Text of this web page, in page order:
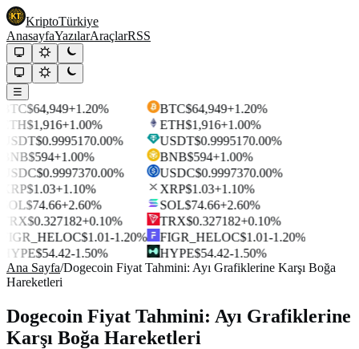
KriptoTürkiye
AnasayfaYazılarAraçlarRSS
☰
BTC$64,949+1.20%
ETH$1,916+1.00%
USDT$0.9995170.00%
BNB$594+1.00%
USDC$0.9997370.00%
XRP$1.03+1.10%
SOL$74.66+2.60%
TRX$0.327182+0.10%
FIGR_HELOC$1.01-1.20%
HYPE$54.42-1.50%
BTC$64,949+1.20%
ETH$1,916+1.00%
USDT$0.9995170.00%
BNB$594+1.00%
USDC$0.9997370.00%
XRP$1.03+1.10%
SOL$74.66+2.60%
TRX$0.327182+0.10%
FIGR_HELOC$1.01-1.20%
HYPE$54.42-1.50%
Ana Sayfa/Dogecoin Fiyat Tahmini: Ayı Grafiklerine Karşı Boğa
Hareketleri
Dogecoin Fiyat Tahmini: Ayı Grafiklerine
Karşı Boğa Hareketleri